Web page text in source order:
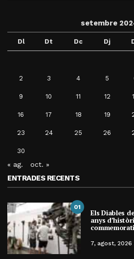
setembre
Dl Dt Dc Dj
2 3 4 5
9 10 11 12
16 17 18 19
23 24 25 26
30
« ag. oct. »
ENTRADES RECENTS
01
Els Diables
anys
7, agost, 2026